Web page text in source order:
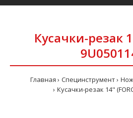
Кусачки-резак
Главная Специнструмент
Кусачки-резак 14"